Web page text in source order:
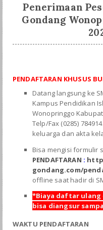
Penerimaan
Gondang
PENDAFTARAN KHUSUS
Datang langsung ke
Kampus Pendidikan
Wonopringgo
Telp/Fax (0285)
keluarga dan akta
Bisa mengisi formulir
PENDAFTARAN :
gondang.com/
offline saat hadir di
*Biaya daftar ulang
bisa diangsur
WAKTU PENDAFTARAN